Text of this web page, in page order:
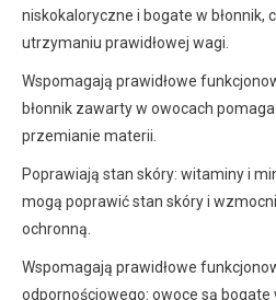
niskokaloryczne i bogate w błonnik,
utrzymaniu prawidłowej wagi.
Wspomagają prawidłowe
błonnik zawarty w owocach
przemianie materii.
Poprawiają stan skóry: witaminy i
mogą poprawić stan skóry i
ochronną.
Wspomagają prawidłowe
odpornościowego: owoce są